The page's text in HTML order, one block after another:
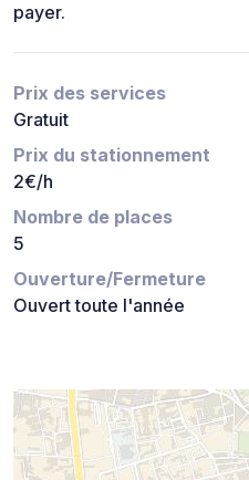
payer.
Prix des services
Gratuit
Prix du stationnement
2€/h
Nombre de places
5
Ouverture/Fermeture
Ouvert toute l'année